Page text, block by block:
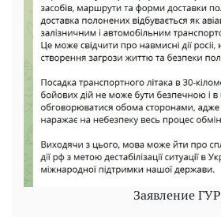
Заявление ГУР